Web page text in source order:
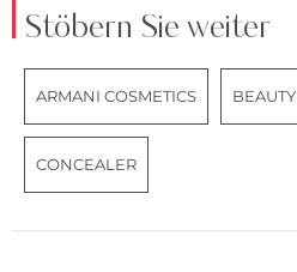
Stöbern Sie weiter
ARMANI COSMETICS BEAUTY
CONCEALER